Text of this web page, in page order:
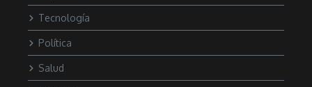
Tecnología
Política
Salud